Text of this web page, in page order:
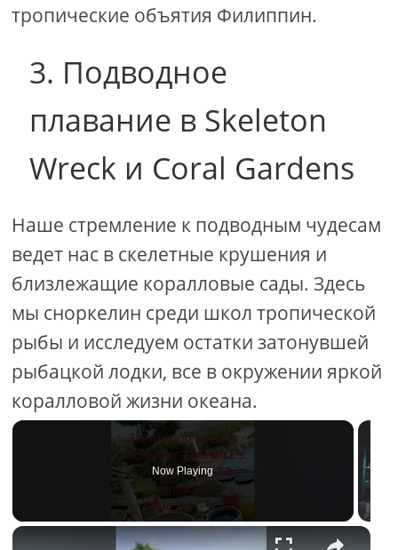
тропические объятия Филиппин.
3. Подводное
плавание в Skeleton
Wreck и Coral Gardens
Наше стремление к подводным чудесам
ведет нас в скелетные крушения и
близлежащие коралловые сады. Здесь
мы сноркелин среди школ тропической
рыбы и исследуем остатки затонувшей
рыбацкой лодки, все в окружении яркой
коралловой жизни океана.
Now Playing